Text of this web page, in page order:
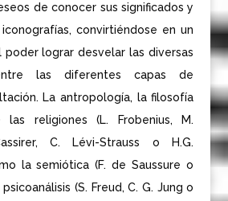
de conocer sus significados y
convirtiéndose en un
lograr desvelar las diversas
las diferentes capas de
La antropología, la filosofía
religiones (L. Frobenius, M.
C. Lévi-Strauss o H.G.
la semiótica (F. de Saussure o
(S. Freud, C. G. Jung o